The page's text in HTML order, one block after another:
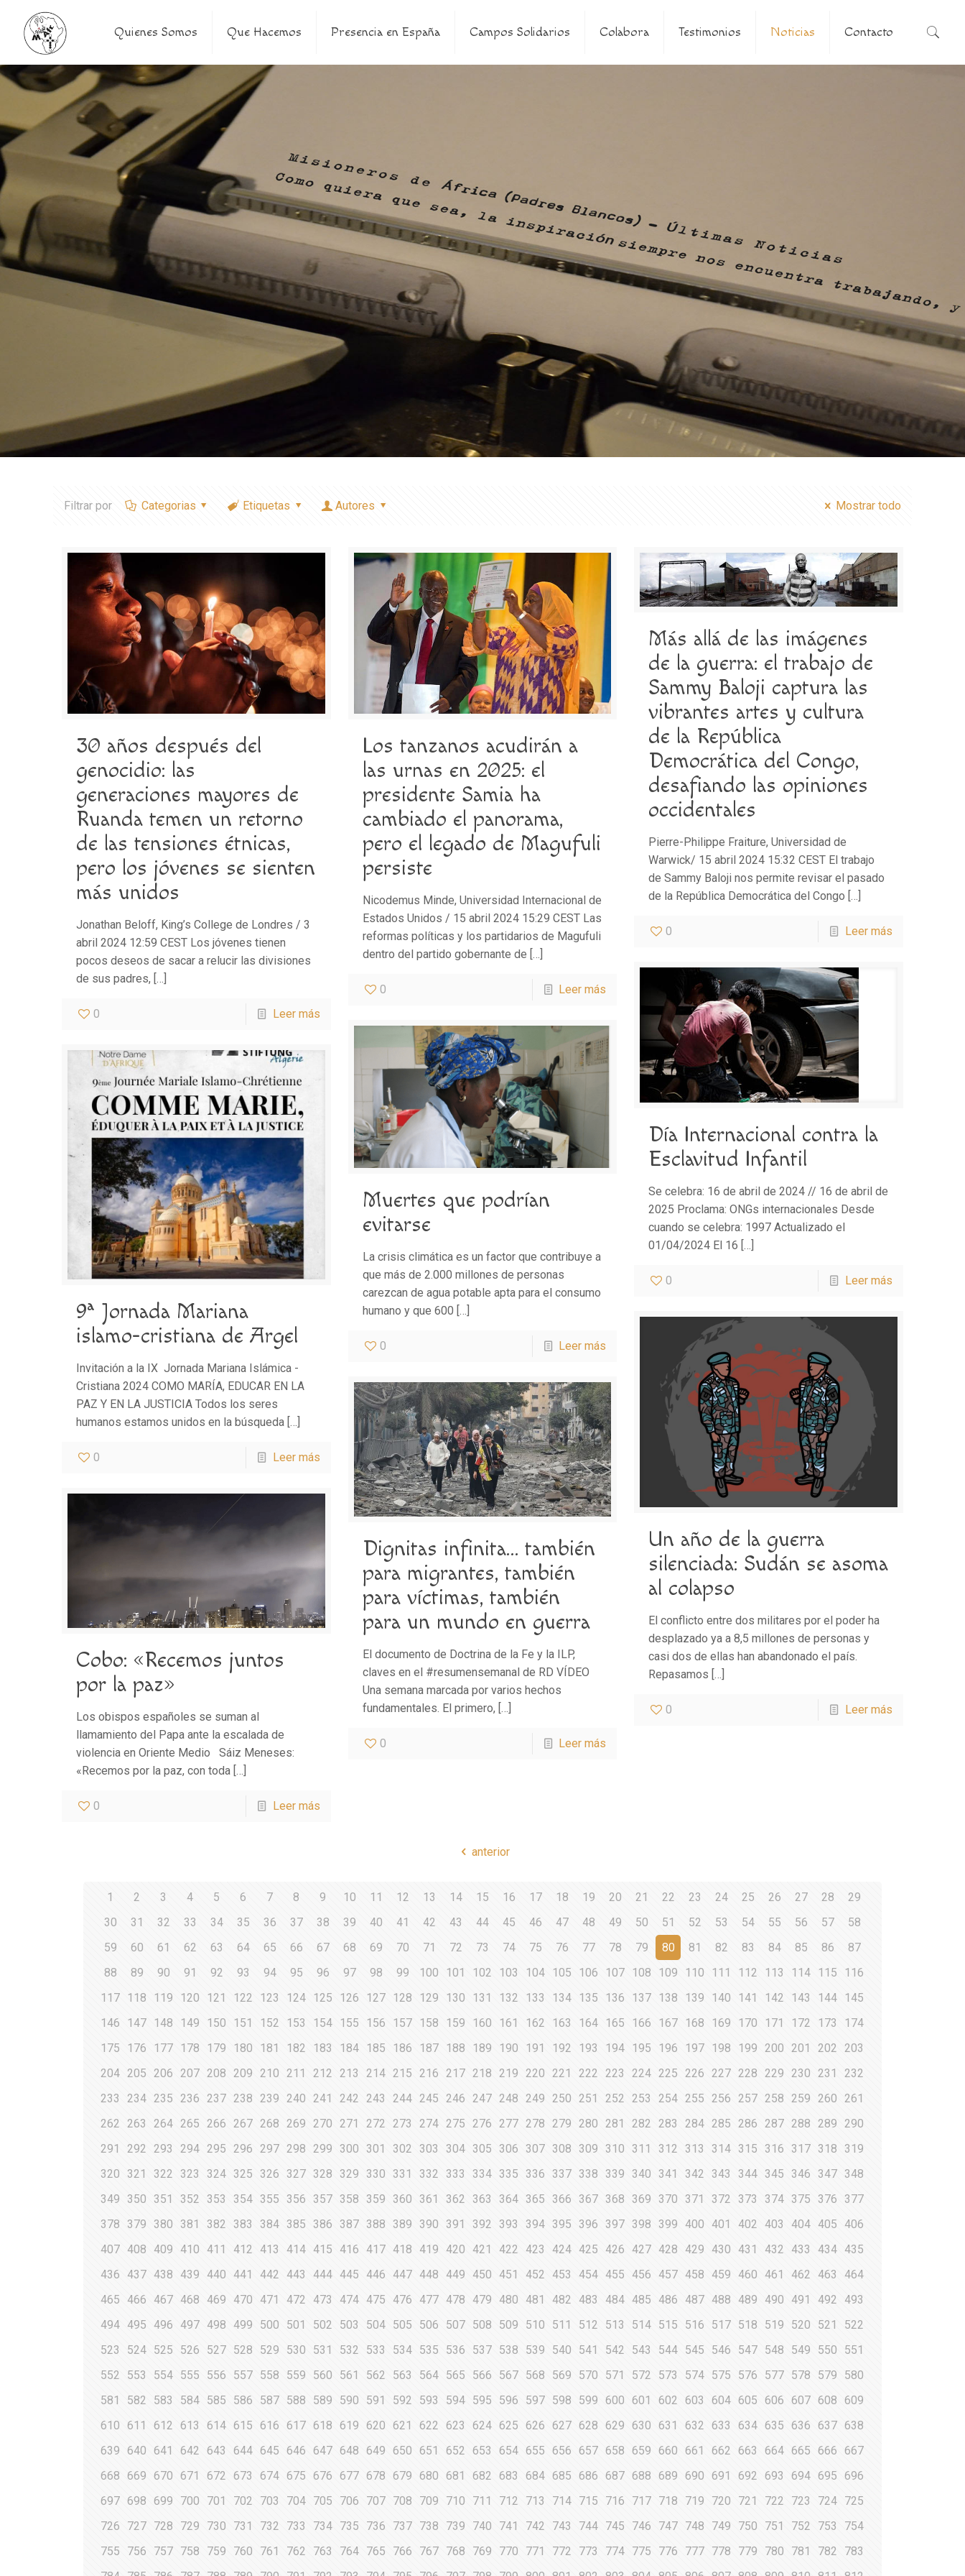
Quienes Somos Que Hacemos Presencia en España Campos Solidarios Colabora Testimonios Noticias Contacto
Filtrar por Categorias Etiquetas Autores Mostrar todo
30 años después del
genocidio: las
generaciones mayores de
Ruanda temen un retorno
de las tensiones étnicas,
pero los jóvenes se sienten
más unidos
Jonathan Beloff, King’s College de Londres / 3
abril 2024 12:59 CEST Los jóvenes tienen
pocos deseos de sacar a relucir las divisiones
de sus padres, […]
0 Leer más
Los tanzanos acudirán a
las urnas en 2025: el
presidente Samia ha
cambiado el panorama,
pero el legado de Magufuli
persiste
Nicodemus Minde, Universidad Internacional de
Estados Unidos / 15 abril 2024 15:29 CEST Las
reformas políticas y los partidarios de Magufuli
dentro del partido gobernante de […]
0 Leer más
Más allá de las imágenes
de la guerra: el trabajo de
Sammy Baloji captura las
vibrantes artes y cultura
de la República
Democrática del Congo,
desafiando las opiniones
occidentales
Pierre-Philippe Fraiture, Universidad de
Warwick/ 15 abril 2024 15:32 CEST El trabajo
de Sammy Baloji nos permite revisar el pasado
de la República Democrática del Congo […]
0 Leer más
Día Internacional contra la
Esclavitud Infantil
Se celebra: 16 de abril de 2024 // 16 de abril de
2025 Proclama: ONGs internacionales Desde
cuando se celebra: 1997 Actualizado el
01/04/2024 El 16 […]
0 Leer más
Muertes que podrían
evitarse
La crisis climática es un factor que contribuye a
que más de 2.000 millones de personas
carezcan de agua potable apta para el consumo
humano y que 600 […]
0 Leer más
9ª Jornada Mariana
islamo-cristiana de Argel
Invitación a la IX Jornada Mariana Islámica -
Cristiana 2024 COMO MARÍA, EDUCAR EN LA
PAZ Y EN LA JUSTICIA Todos los seres
humanos estamos unidos en la búsqueda […]
0 Leer más
Un año de la guerra
silenciada: Sudán se asoma
al colapso
El conflicto entre dos militares por el poder ha
desplazado ya a 8,5 millones de personas y
casi dos de ellas han abandonado el país.
Repasamos […]
0 Leer más
Dignitas infinita… también
para migrantes, también
para víctimas, también
para un mundo en guerra
El documento de Doctrina de la Fe y la ILP,
claves en el #resumensemanal de RD VÍDEO
Una semana marcada por varios hechos
fundamentales. El primero, […]
0 Leer más
Cobo: «Recemos juntos
por la paz»
Los obispos españoles se suman al
llamamiento del Papa ante la escalada de
violencia en Oriente Medio Sáiz Meneses:
«Recemos por la paz, con toda […]
0 Leer más
anterior
1 2 3 4 5 6 7 8 9 10 11 12 13 14 15 16 17 18 19 20 21 22 23 24 25 26 27 28
29
30
31 32 33 34 35 36 37 38 39 40 41 42 43 44 45 46 47 48 49 50 51 52 53 54 55 56 57
58
59
60 61 62 63 64 65 66 67 68 69 70 71 72 73 74 75 76 77 78 79 80 81 82 83 84 85 86
87
88
89 90 91 92 93 94 95 96 97 98 99 100 101 102 103 104 105 106 107 108 109 110 111 112 113 114 115
116
117 118 119 120 121 122 123 124 125 126 127 128 129 130 131 132 133 134 135 136 137 138 139 140 141 142 143 144 145
146
147 148 149 150 151 152 153 154 155 156 157 158 159 160 161 162 163 164 165 166 167 168 169 170 171 172 173
174
175
176 177 178 179 180 181 182 183 184 185 186 187 188 189 190 191 192 193 194 195 196 197 198 199 200 201 202
203
204 205 206 207 208 209 210 211 212 213 214 215 216 217 218 219 220 221 222 223 224 225 226 227 228 229 230 231
232
233
234 235 236 237 238 239 240 241 242 243 244 245 246 247 248 249 250 251 252 253 254 255 256 257 258 259 260
261
262
263 264 265 266 267 268 269 270 271 272 273 274 275 276 277 278 279 280 281 282 283 284 285 286 287 288 289
290
291
292 293 294 295 296 297 298 299 300 301 302 303 304 305 306 307 308 309 310 311 312 313 314 315 316 317 318
319
320
321 322 323 324 325 326 327 328 329 330 331 332 333 334 335 336 337 338 339 340 341 342 343 344 345 346 347 348
349
350 351 352 353 354 355 356 357 358 359 360 361 362 363 364 365 366 367 368 369 370 371 372 373 374 375 376
377
378
379 380 381 382 383 384 385 386 387 388 389 390 391 392 393 394 395 396 397 398 399 400 401 402 403 404 405
406
407 408 409 410 411 412 413 414 415 416 417 418 419 420 421 422 423 424 425 426 427 428 429 430 431 432 433 434 435
436
437 438 439 440 441 442 443 444 445 446 447 448 449 450 451 452 453 454 455 456 457 458 459 460 461 462 463
464
465
466 467 468 469 470 471 472 473 474 475 476 477 478 479 480 481 482 483 484 485 486 487 488 489 490 491 492
493
494 495 496 497 498 499 500 501 502 503 504 505 506 507 508 509 510 511 512 513 514 515 516 517 518 519 520 521
522
523
524 525 526 527 528 529 530 531 532 533 534 535 536 537 538 539 540 541 542 543 544 545 546 547 548 549 550
551
552
553 554 555 556 557 558 559 560 561 562 563 564 565 566 567 568 569 570 571 572 573 574 575 576 577 578 579
580
581
582 583 584 585 586 587 588 589 590 591 592 593 594 595 596 597 598 599 600 601 602 603 604 605 606 607 608
609
610
611 612 613 614 615 616 617 618 619 620 621 622 623 624 625 626 627 628 629 630 631 632 633 634 635 636 637 638
639
640 641 642 643 644 645 646 647 648 649 650 651 652 653 654 655 656 657 658 659 660 661 662 663 664 665 666
667
668
669 670 671 672 673 674 675 676 677 678 679 680 681 682 683 684 685 686 687 688 689 690 691 692 693 694 695
696
697 698 699 700 701 702 703 704 705 706 707 708 709 710 711 712 713 714 715 716 717 718 719 720 721 722 723 724 725
726
727 728 729 730 731 732 733 734 735 736 737 738 739 740 741 742 743 744 745 746 747 748 749 750 751 752 753
754
755
756 757 758 759 760 761 762 763 764 765 766 767 768 769 770 771 772 773 774 775 776 777 778 779 780 781 782
783